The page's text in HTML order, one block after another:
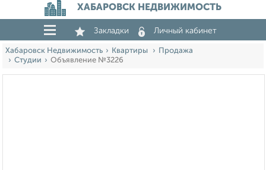
ХАБАРОВСК НЕДВИЖИМОСТЬ
Закладки Личный кабинет
Хабаровск Недвижимость Квартиры
Продажа
Студии
Объявление №3226